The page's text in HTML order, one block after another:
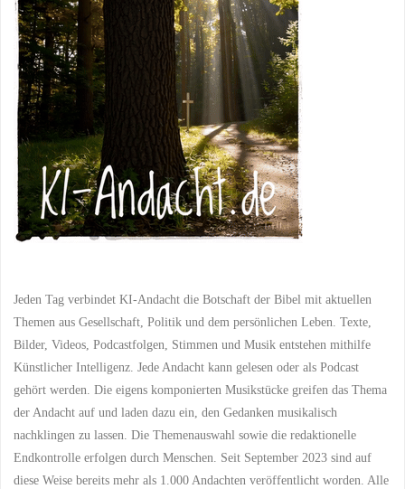
Druck
steht"
Jeden Tag verbindet KI-Andacht die Botschaft der Bibel mit aktuellen
Themen aus Gesellschaft, Politik und dem persönlichen Leben. Texte,
Bilder, Videos, Podcastfolgen, Stimmen und Musik entstehen mithilfe
Künstlicher Intelligenz. Jede Andacht kann gelesen oder als Podcast
gehört werden. Die eigens komponierten Musikstücke greifen das Thema
der Andacht auf und laden dazu ein, den Gedanken musikalisch
nachklingen zu lassen. Die Themenauswahl sowie die redaktionelle
Endkontrolle erfolgen durch Menschen. Seit September 2023 sind auf
diese Weise bereits mehr als 1.000 Andachten veröffentlicht worden. Alle